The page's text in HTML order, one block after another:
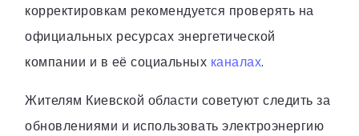
корректировкам рекомендуется проверять на
официальных ресурсах энергетической
компании и в её социальных каналах.
Жителям Киевской области советуют следить за
обновлениями и использовать электроэнергию